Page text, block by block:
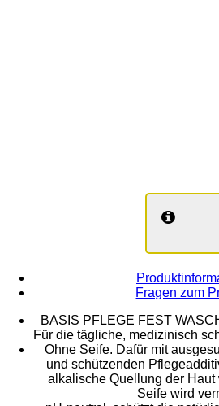
Fragen zum
BASIS PFLEGE FEST
Für die tägliche, medizinisch
Ohne Seife. Dafür mit
und schützenden
alkalische Quellung der
Seife wird